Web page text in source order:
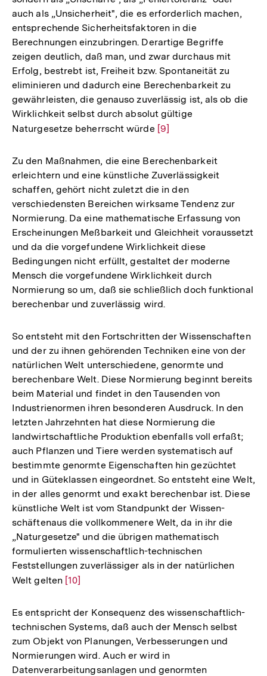
auch als „Unsicherheit", die es erforderlich machen,
entsprechende Sicherheitsfaktoren in die
Berechnungen einzubringen. Derartige Begriffe
zeigen deutlich, daß man, und zwar durchaus mit
Erfolg, bestrebt ist, Freiheit bzw. Spontaneität zu
eliminieren und dadurch eine Berechenbarkeit zu
gewährleisten, die genauso zuverlässig ist, als ob die
Wirklichkeit selbst durch absolut gültige
Naturgesetze beherrscht würde Zur
der
Fußnote
[9]
Zu den Maßnahmen, die eine Berechenbarkeit
erleichtern und eine künstliche Zuverlässigkeit
schaffen, gehört nicht zuletzt die in den
verschiedensten Bereichen wirksame Tendenz zur
Normierung. Da eine mathematische Erfassung von
Erscheinungen Meßbarkeit und Gleichheit voraussetzt
und da die vorgefundene Wirklichkeit diese
Bedingungen nicht erfüllt, gestaltet der moderne
Mensch die vorgefundene Wirklichkeit durch
Normierung so um, daß sie schließlich doch funktional
berechenbar und zuverlässig wird.
So entsteht mit den Fortschritten der Wissenschaften
und der zu ihnen gehörenden Techniken eine von der
natürlichen Welt unterschiedene, genormte und
berechenbare Welt. Diese Normierung beginnt bereits
beim Material und findet in den Tausenden von
Industrienormen ihren besonderen Ausdruck. In den
letzten Jahrzehnten hat diese Normierung die
landwirtschaftliche Produktion ebenfalls voll erfaßt;
auch Pflanzen und Tiere werden systematisch auf
bestimmte genormte Eigenschaften hin gezüchtet
und in Güteklassen eingeordnet. So entsteht eine Welt,
in der alles genormt und exakt berechenbar ist. Diese
künstliche Welt ist vom Standpunkt der Wissen-
schäftenaus die vollkommenere Welt, da in ihr die
„Naturgesetze" und die übrigen mathematisch
formulierten wissenschaftlich-technischen
Feststellungen zuverlässiger als in der natürlichen
Welt gelten Zur
der
Fußnote
[10]
Es entspricht der Konsequenz des wissenschaftlich-
technischen Systems, daß auch der Mensch selbst
zum Objekt von Planungen, Verbesserungen und
Normierungen wird. Auch er wird in
Datenverarbeitungsanlagen und genormten